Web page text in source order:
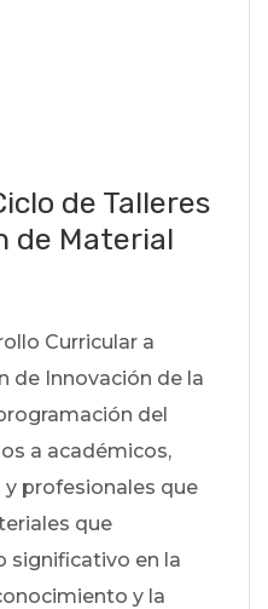
de Talleres
de Material
Curricular a
de Innovación de la
del
a académicos,
profesionales que
que
significativo en la
y la